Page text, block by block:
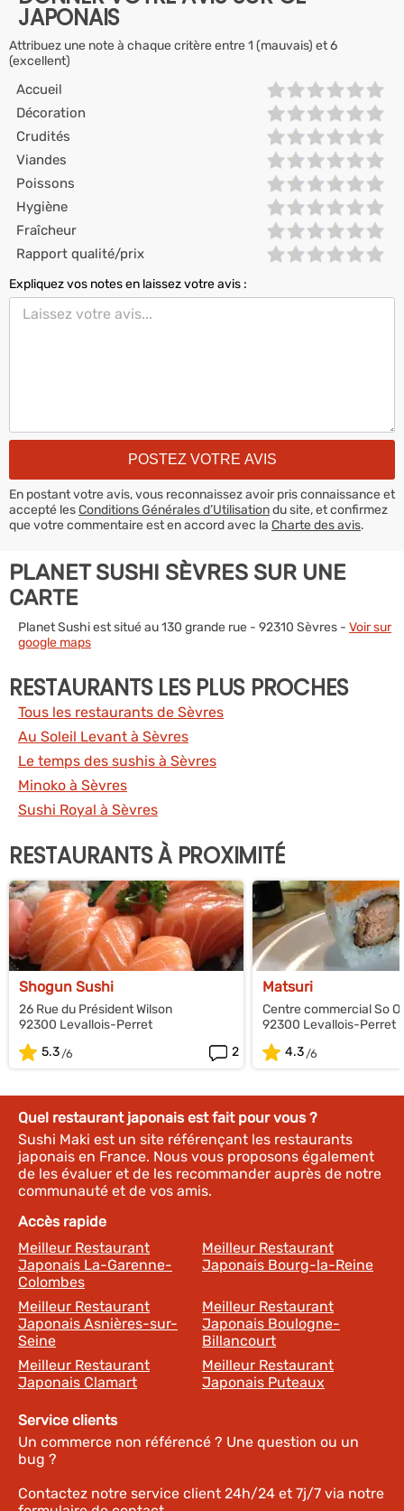
JAPONAIS
Attribuez une note à chaque critère entre 1 (mauvais) et 6
(excellent)
Accueil
Décoration
Crudités
Viandes
Poissons
Hygiène
Fraîcheur
Rapport qualité/prix
Expliquez vos notes en laissez votre avis :
En postant votre avis, vous reconnaissez avoir pris connaissance et
accepté lesConditions Générales d’Utilisationdu site, et confirmez
que votre commentaire est en accord avec la Charte des avis.
PLANET SUSHI SÈVRES SUR UNE
CARTE
Planet Sushi est situé au 130 grande rue - 92310 Sèvres - Voir sur
google maps
RESTAURANTS LES PLUS PROCHES
Tous les restaurants de Sèvres
Au Soleil Levant à Sèvres
Le temps des sushis à Sèvres
Minoko à Sèvres
Sushi Royal à Sèvres
RESTAURANTS À PROXIMITÉ
Shogun Sushi
26 Rue du Président Wilson
92300 Levallois-Perret
5.3
2
Matsuri
Centre commercial So
92300 Levallois-Perret
4.3
Quel restaurant japonais est fait pour vous ?
Sushi Maki est un site référençant les restaurants
japonais en France. Nous vous proposons également
de les évaluer et de les recommander auprès de notre
communauté et de vos amis.
Accès rapide
Meilleur Restaurant
Japonais La-Garenne-
Colombes
Meilleur Restaurant
Japonais Bourg-la-Reine
Meilleur Restaurant
Japonais Asnières-sur-
Seine
Meilleur Restaurant
Japonais Boulogne-
Billancourt
Meilleur Restaurant
Japonais Clamart
Meilleur Restaurant
Japonais Puteaux
Service clients
Un commerce non référencé ? Une question ou un
bug ?
Contactez notre service client 24h/24 et 7j/7 via notre